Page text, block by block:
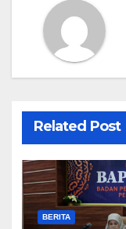
Related Post
BERITA